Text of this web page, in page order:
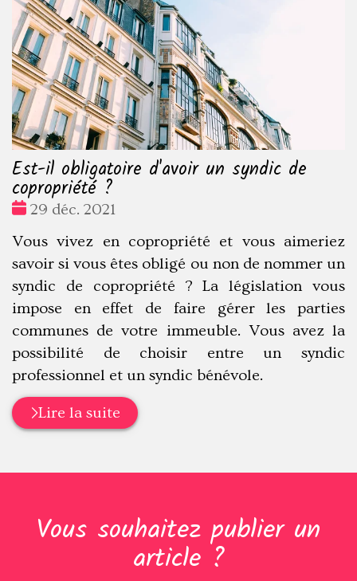
Est-il obligatoire d'avoir un syndic de
copropriété ?
Date
29 déc. 2021
Vous vivez en copropriété et vous aimeriez
savoir si vous êtes obligé ou non de nommer un
syndic de copropriété ? La législation vous
impose en effet de faire gérer les parties
communes de votre immeuble. Vous avez la
possibilité de choisir entre un syndic
professionnel et un syndic bénévole.
Lire la suite
Vous souhaitez publier un
article ?